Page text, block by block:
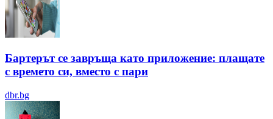
Бартерът се завръща като приложение: плащате
с времето си, вместо с пари
dbr.bg